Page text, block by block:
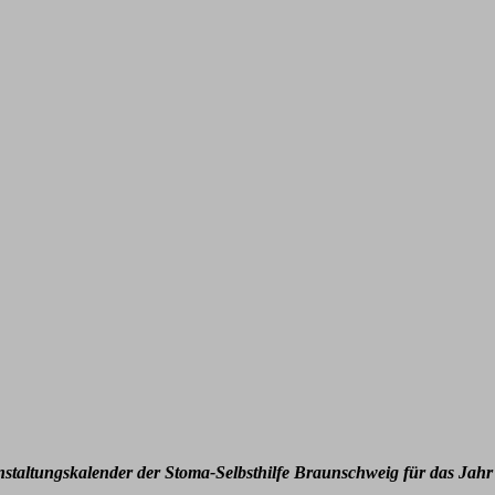
der Stoma-Selbsthilfe Braunschweig für das